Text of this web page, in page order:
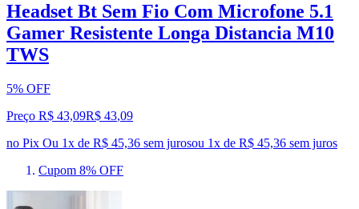
Headset Bt Sem Fio Com Microfone 5.1
Gamer Resistente Longa Distancia M10
TWS
5% OFF
Preço R$ 43,09R$ 43,09
no Pix Ou 1x de R$ 45,36 sem jurosou 1x de R$ 45,36 sem juros
Cupom 8% OFF